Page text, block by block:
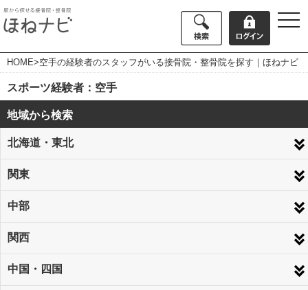
HOME>空手の経験者のスタッフがいる接骨院・整骨院を探す｜ほねナビ
スポーツ経験者：空手
地域から検索
北海道・東北
関東
中部
関西
中国・四国